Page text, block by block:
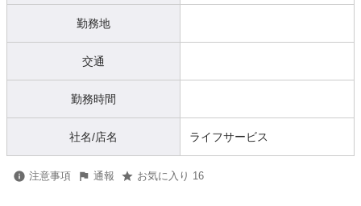
勤務地
交通
勤務時間
社名/店名 ライフサービス
注意事項 通報 お気に入り 16